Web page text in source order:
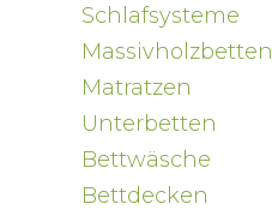
Schlafsysteme
Massivholzbetten
Matratzen
Unterbetten
Bettwäsche
Bettdecken